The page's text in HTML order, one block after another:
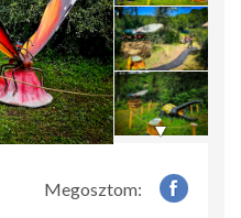
Megosztom: